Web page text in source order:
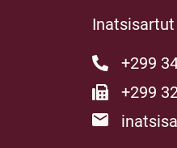
Inatsisartut
+299
+299